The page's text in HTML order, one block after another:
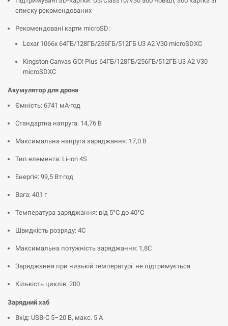
списку рекомендованих
Рекомендовані карти microSD:
Lexar 1066x 64ГБ/128ГБ/256ГБ/512ГБ U3 A2 V30 microSDXC
Kingston Canvas GO! Plus 64ГБ/128ГБ/256ГБ/512ГБ U3 A2 V30
microSDXC
Акумулятор для дрона
Ємність: 6741 мА·год
Стандартна напруга: 14,76 В
Максимальна напруга заряджання: 17,0 В
Тип елемента: Li-ion 4S
Енергія: 99,5 Вт·год
Вага: 401 г
Температура заряджання: від 5°C до 40°C
Швидкість розряду: 4C
Максимальна потужність заряджання: 1,8C
Заряджання при низькій температурі: не підтримується
Кількість циклів: 200
Зарядний хаб
Вхід: USB-C 5–20 В, макс. 5 А